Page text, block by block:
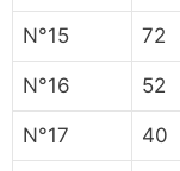
N°15 72
N°16 52
N°17 40